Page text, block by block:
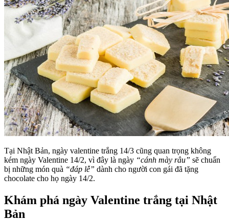
Tại Nhật Bản, ngày valentine trắng 14/3 cũng quan trọng không
kém ngày Valentine 14/2, vì đây là ngày “cánh mày râu” sẽ chuẩn
bị những món quà “đáp lễ” dành cho người con gái đã tặng
chocolate cho họ ngày 14/2.
Khám phá ngày Valentine trắng tại Nhật
Bản